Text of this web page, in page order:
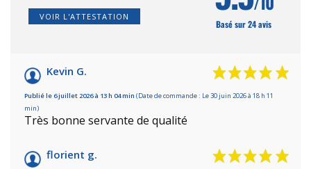
VOIR L'ATTESTATION
Basé sur 24 avis
Kevin G.
Publié le 6 juillet 2026 à 13 h 04 min (Date de commande : Le 30 juin 2026 à 18 h 11
min)
Très bonne servante de qualité
florient g.